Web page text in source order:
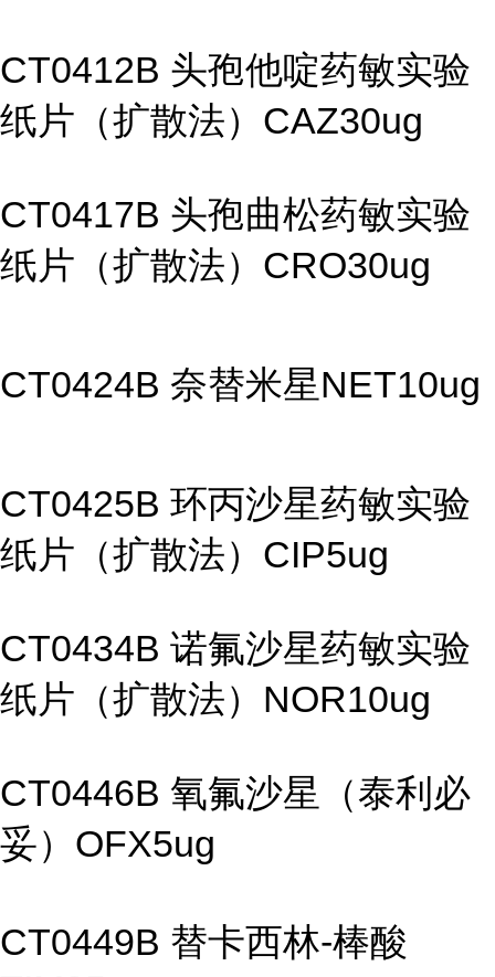
CT0412B 头孢他啶药敏实验
纸片（扩散法）CAZ30ug
CT0417B 头孢曲松药敏实验
纸片（扩散法）CRO30ug
CT0424B 奈替米星NET10ug
CT0425B 环丙沙星药敏实验
纸片（扩散法）CIP5ug
CT0434B 诺氟沙星药敏实验
纸片（扩散法）NOR10ug
CT0446B 氧氟沙星（泰利必
妥）OFX5ug
CT0449B 替卡西林-棒酸